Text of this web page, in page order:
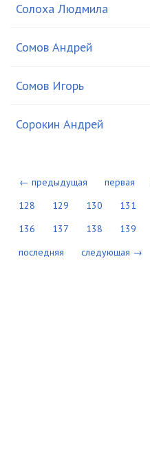
Солоха Людмила
Сомов Андрей
Сомов Игорь
Сорокин Андрей
← предыдущая первая
128
129 130 131
136
137 138 139
последняя
следующая →